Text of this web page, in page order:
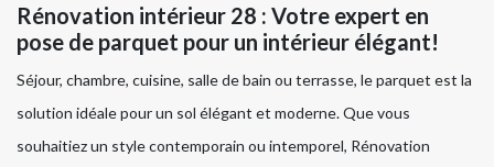
Rénovation intérieur 28 : Votre expert en
pose de parquet pour un intérieur élégant!
Séjour, chambre, cuisine, salle de bain ou terrasse, le parquet est la
solution idéale pour un sol élégant et moderne. Que vous
souhaitiez un style contemporain ou intemporel, Rénovation